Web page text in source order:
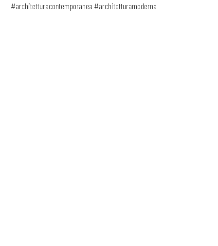
#architetturacontemporanea #architetturamoderna